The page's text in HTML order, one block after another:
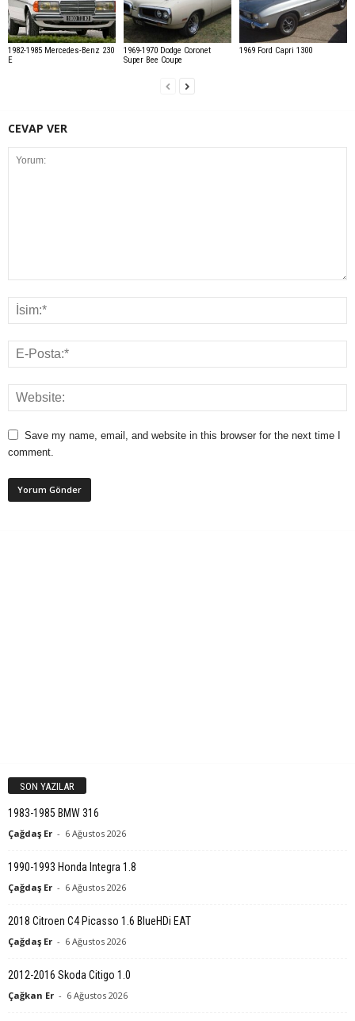
1982-1985 Mercedes-Benz 230
E
1969-1970 Dodge Coronet
Super Bee Coupe
1969 Ford Capri 1300
CEVAP VER
Save my name, email, and website in this browser for the next time I
comment.
SON YAZILAR
1983-1985 BMW 316
Çağdaş Er - 6 Ağustos 2026
1990-1993 Honda Integra 1.8
Çağdaş Er - 6 Ağustos 2026
2018 Citroen C4 Picasso 1.6 BlueHDi EAT
Çağdaş Er - 6 Ağustos 2026
2012-2016 Skoda Citigo 1.0
Çağkan Er - 6 Ağustos 2026